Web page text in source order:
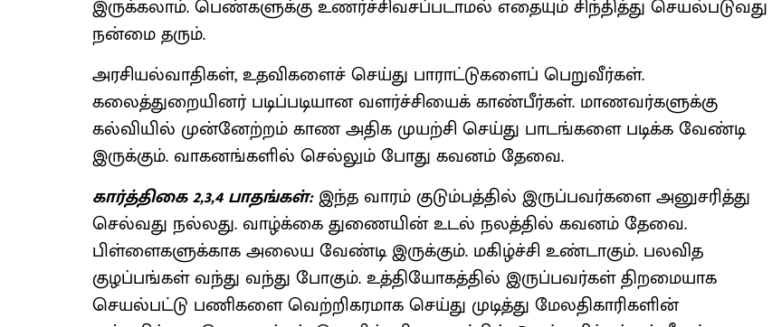
இருக்கலாம். பெண்களுக்கு உணர்ச்சிவசப்படாமல் எதையும் சிந்தித்து செயல்படுவது
நன்மை தரும்.
அரசியல்வாதிகள், உதவிகளைச் செய்து பாராட்டுகளைப் பெறுவீர்கள்.
கலைத்துறையினர் படிப்படியான வளர்ச்சியைக் காண்பீர்கள். மாணவர்களுக்கு
கல்வியில் முன்னேற்றம் காண அதிக முயற்சி செய்து பாடங்களை படிக்க வேண்டி
இருக்கும். வாகனங்களில் செல்லும் போது கவனம் தேவை.
கார்த்திகை 2,3,4 பாதங்கள்:இந்த வாரம் குடும்பத்தில் இருப்பவர்களை அனுசரித்து
செல்வது நல்லது. வாழ்க்கை துணையின் உடல் நலத்தில் கவனம் தேவை.
பிள்ளைகளுக்காக அலைய வேண்டி இருக்கும். மகிழ்ச்சி உண்டாகும். பலவித
குழப்பங்கள் வந்து வந்து போகும். உத்தியோகத்தில் இருப்பவர்கள் திறமையாக
செயல்பட்டு பணிகளை வெற்றிகரமாக செய்து முடித்து மேலதிகாரிகளின்